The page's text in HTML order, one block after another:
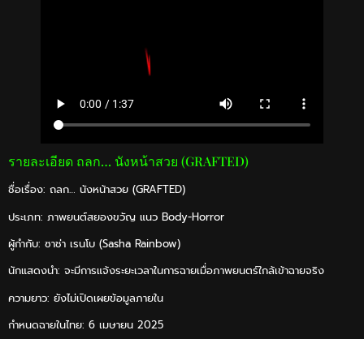
รายละเอียด ถลก… นังหน้าสวย (GRAFTED)
ชื่อเรื่อง: ถลก… นังหน้าสวย (GRAFTED)
ประเภท: ภาพยนต์สยองขวัญ แนว Body-Horror
ผู้กำกับ: ซาช่า เรนโบ (Sasha Rainbow)
นักแสดงนำ: จะมีการแจ้งระยะเวลาในการฉายเมื่อภาพยนตร์ใกล้เข้าฉายจริง
ความยาว: ยังไม่เปิดเผยข้อมูลภายใน
กำหนดฉายในไทย: 6 เมษายน 2025